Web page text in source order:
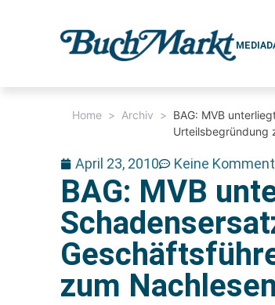
Home > Archiv > BAG: MVB
Urteilsbegründung
April 23, 2010 Keine
BAG: MVB
zum Nachlesen